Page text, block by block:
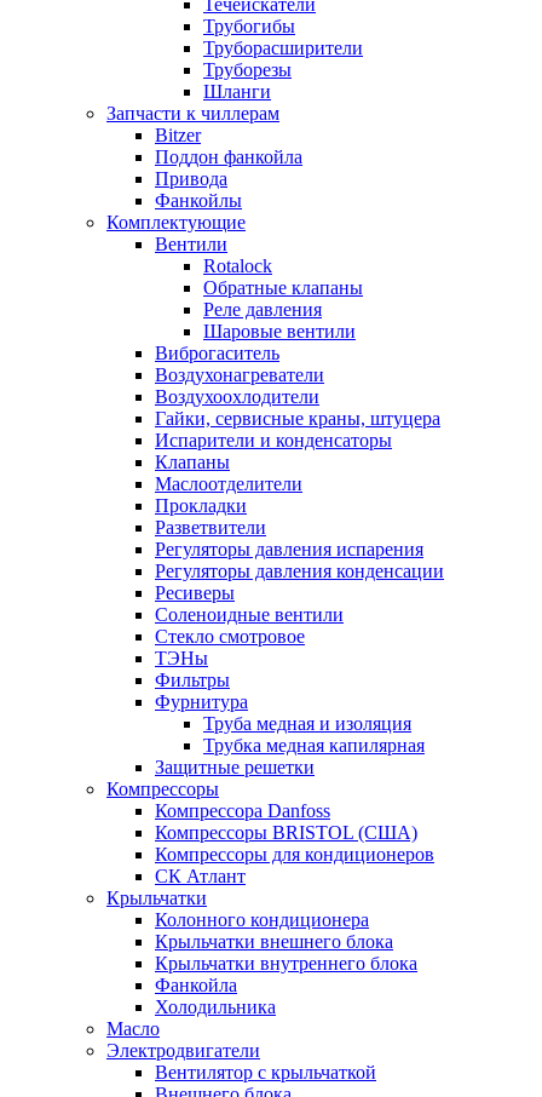
Течеискатели
Трубогибы
Труборасширители
Труборезы
Шланги
Запчасти к чиллерам
Bitzer
Поддон фанкойла
Привода
Фанкойлы
Комплектующие
Вентили
Rotalock
Обратные клапаны
Реле давления
Шаровые вентили
Виброгаситель
Воздухонагреватели
Воздухоохлодители
Гайки, сервисные краны, штуцера
Испарители и конденсаторы
Клапаны
Маслоотделители
Прокладки
Разветвители
Регуляторы давления испарения
Регуляторы давления конденсации
Ресиверы
Соленоидные вентили
Стекло смотровое
ТЭНы
Фильтры
Фурнитура
Труба медная и изоляция
Трубка медная капилярная
Защитные решетки
Компрессоры
Компрессора Danfoss
Компрессоры BRISTOL (США)
Компрессоры для кондиционеров
СК Атлант
Крыльчатки
Колонного кондиционера
Крыльчатки внешнего блока
Крыльчатки внутреннего блока
Фанкойла
Холодильника
Масло
Электродвигатели
Вентилятор с крыльчаткой